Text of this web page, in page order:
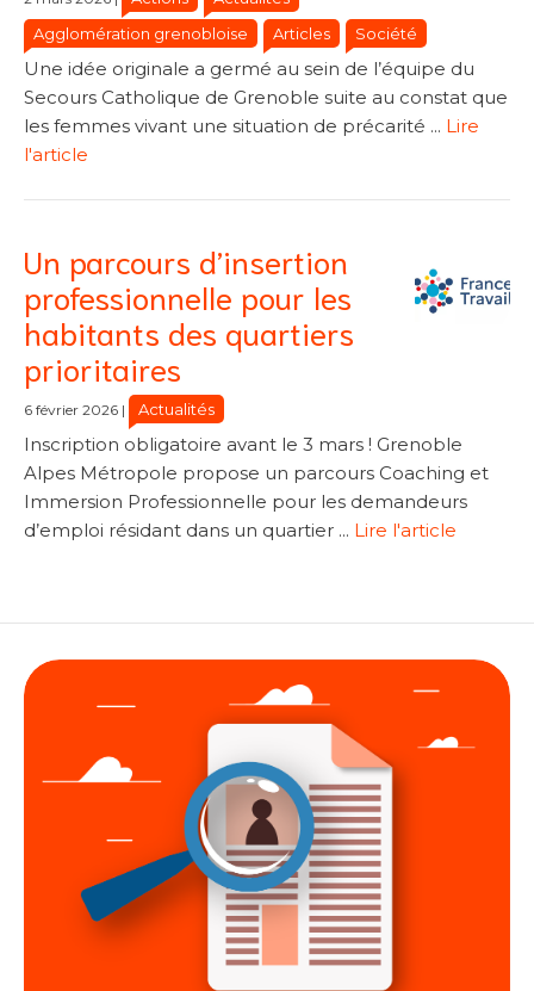
Agglomération grenobloise
Articles Société
Une idée originale a germé au sein de l’équipe du
Secours Catholique de Grenoble suite au constat que
les femmes vivant une situation de précarité ... Lire
l'article
Un parcours d’insertion
professionnelle pour les
habitants des quartiers
prioritaires
6 février 2026 | Actualités
Inscription obligatoire avant le 3 mars ! Grenoble
Alpes Métropole propose un parcours Coaching et
Immersion Professionnelle pour les demandeurs
d’emploi résidant dans un quartier ... Lire l'article